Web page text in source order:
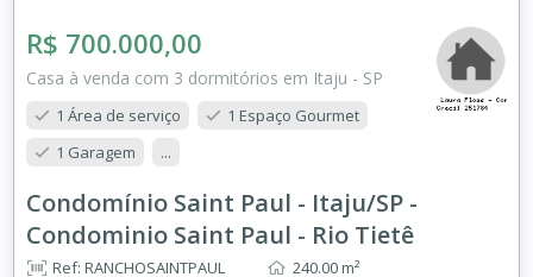
R$ 700.000,00
Casa à venda com 3 dormitórios em Itaju - SP
1 Área de serviço
1 Espaço Gourmet
1 Garagem
...
Condomínio Saint Paul - Itaju/SP -
Condominio Saint Paul - Rio Tietê
Ref: RANCHOSAINTPAUL
240.00 m²